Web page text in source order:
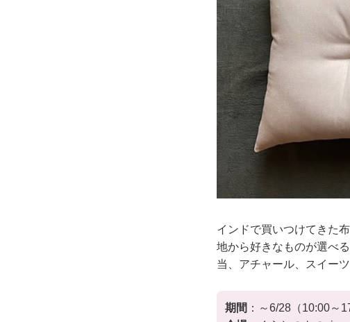
インドで買いつけてきた
地から好きなものが選べ
当、アチャール、スイー
期間 ：～6/28（10:00～